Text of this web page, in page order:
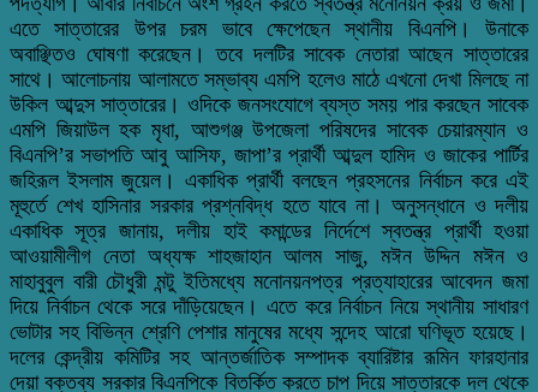
এতে সাত্তারের উপর চরম ভাবে ক্ষেপেছেন স্থানীয় বিএনপি। উনাকে
অবাঞ্ছিতও ঘোষণা করেছেন। তবে দলটির সাবেক নেতারা আছেন সাত্তারের
সাথে। আলোচনায় আলামতে সম্ভাব্য এমপি হলেও মাঠে এখনো দেখা মিলছে না
উকিল আব্দুস সাত্তারের। ওদিকে জনসংযোগে ব্যস্ত সময় পার করছেন সাবেক
এমপি জিয়াউল হক মৃধা, আশুগঞ্জ উপজেলা পরিষদের সাবেক চেয়ারম্যান ও
বিএনপি’র সভাপতি আবু আসিফ, জাপা’র প্রার্থী আব্দুল হামিদ ও জাকের পার্টির
জহিরূল ইসলাম জুয়েল। একাধিক প্রার্থী বলছেন প্রহসনের নির্বাচন করে এই
মূহুর্তে শেখ হাসিনার সরকার প্রশ্নবিদ্ধ হতে যাবে না। অনুসন্ধানে ও দলীয়
একাধিক সূত্র জানায়, দলীয় হাই কমান্ডের নির্দেশে স্বতন্ত্র প্রার্থী হওয়া
আওয়ামীলীগ নেতা অধ্যক্ষ শাহজাহান আলম সাজু, মঈন উদ্দিন মঈন ও
মাহাবুবুল বারী চৌধুরী মন্টু ইতিমধ্যে মনোনয়নপত্র প্রত্যাহারের আবেদন জমা
দিয়ে নির্বাচন থেকে সরে দাঁড়িয়েছেন। এতে করে নির্বাচন নিয়ে স্থানীয় সাধারণ
ভোটার সহ বিভিন্ন শ্রেণি পেশার মানুষের মধ্যে সন্দেহ আরো ঘণিভূত হয়েছে।
দলের কেন্দ্রীয় কমিটির সহ আন্তর্জাতিক সম্পাদক ব্যারিষ্টার রূমিন ফারহানার
দেয়া বক্তব্য সরকার বিএনপিকে বিতর্কিত করতে চাপ দিয়ে সাত্তারকে দল থেকে